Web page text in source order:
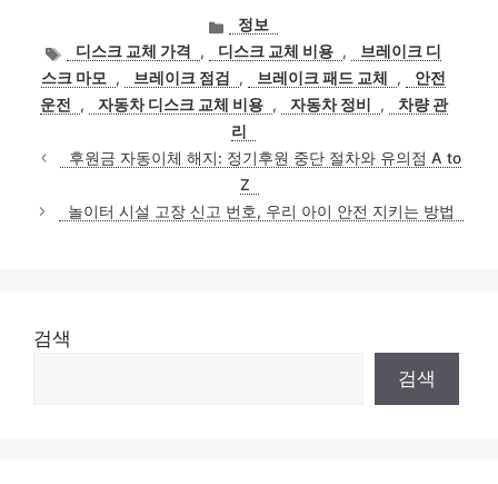
카
테
고
리
정보
태
그
디스크 교체 가격 , 디스크 교체 비용 ,
브레이크 디
스크 마모
, 브레이크 점검 , 브레이크 패드 교체 ,
안전
운전
, 자동차 디스크 교체 비용 , 자동차 정비 ,
차량 관
리
후원금 자동이체 해지: 정기후원 중단 절차와 유의점 A to
Z
놀이터 시설 고장 신고 번호, 우리 아이 안전 지키는 방법
검색
검색